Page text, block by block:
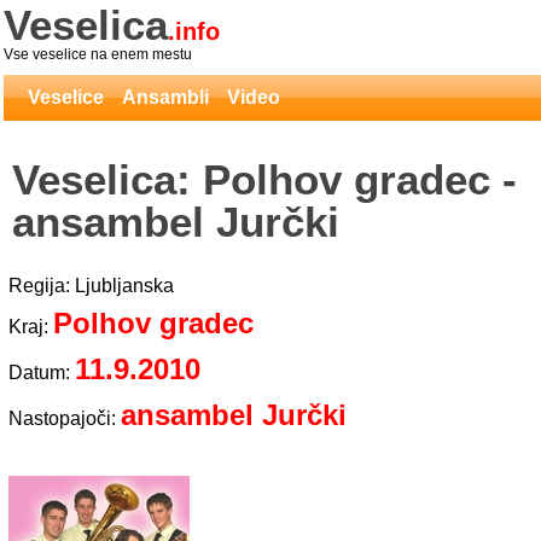
Veselica.info
Vse veselice na enem mestu
Veselice Ansambli Video
Veselica: Polhov gradec -
ansambel Jurčki
Regija: Ljubljanska
Kraj: Polhov gradec
Datum: 11.9.2010
Nastopajoči: ansambel Jurčki